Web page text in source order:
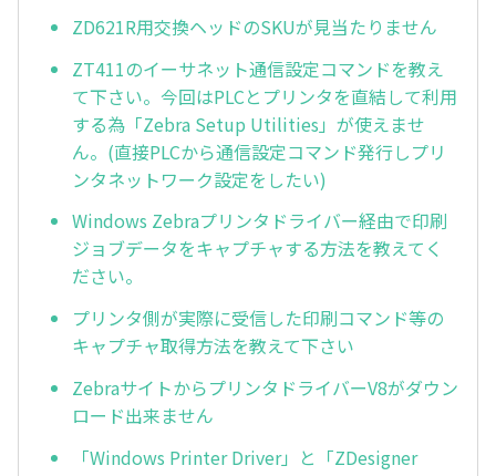
ZD621R用交換ヘッドのSKUが見当たりません
ZT411のイーサネット通信設定コマンドを教え
て下さい。今回はPLCとプリンタを直結して利用
する為「Zebra Setup Utilities」が使えませ
ん。(直接PLCから通信設定コマンド発行しプリ
ンタネットワーク設定をしたい)
Windows Zebraプリンタドライバー経由で印刷
ジョブデータをキャプチャする方法を教えてく
ださい。
プリンタ側が実際に受信した印刷コマンド等の
キャプチャ取得方法を教えて下さい
ZebraサイトからプリンタドライバーV8がダウン
ロード出来ません
「Windows Printer Driver」と「ZDesigner